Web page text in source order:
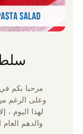
مرحبا بكم
وعلى الرغم
لهذا اليوم ،
والدهم